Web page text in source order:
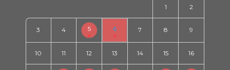
1 2
3 4 5 6 7 8 9
10 11 12 13 14 15 16